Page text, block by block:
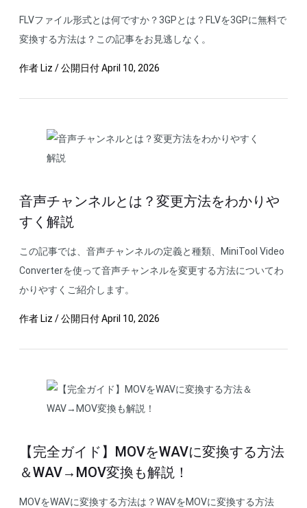
FLVファイル形式とは何ですか？3GPとは？FLVを3GPに無料で
変換する方法は？この記事をお見逃しなく。
作者 Liz /公開日付April 10, 2026
音声チャンネルとは？変更方法をわかりや
すく解説
この記事では、音声チャンネルの定義と種類、MiniTool Video
Converterを使って音声チャンネルを変更する方法についてわ
かりやすくご紹介します。
作者 Liz /公開日付April 10, 2026
【完全ガイド】MOVをWAVに変換する方法
＆WAV→MOV変換も解説！
MOVをWAVに変換する方法は？WAVをMOVに変換する方法